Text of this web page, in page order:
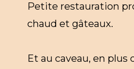
Petite restauration
chaud et gâteaux.
Et au caveau, en plus